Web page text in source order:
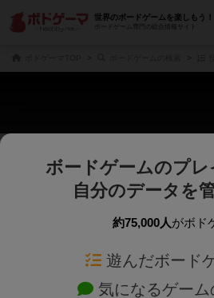
世界のボードゲームを楽しもう！
ボードゲーム専門の総合情報サイト
じっくり表示
商品名、商品説明文、デザイナー名、テ
対象年齢を指定します。
ボードゲームのプレ
自分のデータを
約75,000人がボド
遊んだボード
気になるゲー